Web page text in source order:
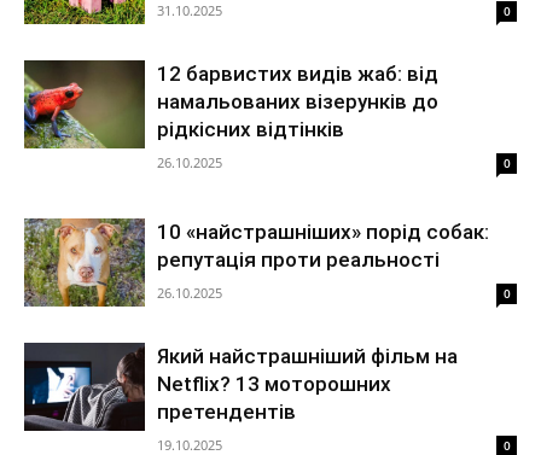
31.10.2025 0
12 барвистих видів жаб: від
намальованих візерунків до
рідкісних відтінків
26.10.2025 0
10 «найстрашніших» порід собак:
репутація проти реальності
26.10.2025 0
Який найстрашніший фільм на
Netflix? 13 моторошних
претендентів
19.10.2025 0